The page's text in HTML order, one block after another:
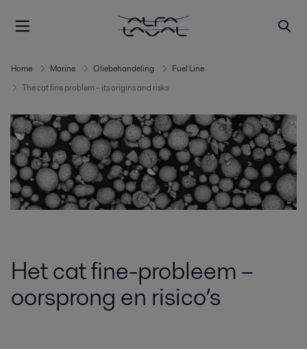
Home Marine Oliebehandeling
Fuel Line
The cat fine problem – its origins and risks
Het cat fine-probleem –
oorsprong en risico’s